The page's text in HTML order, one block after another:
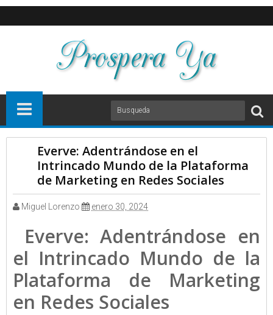
Everve: Adentrándose en el
Intrincado Mundo de la Plataforma
de Marketing en Redes Sociales
Miguel Lorenzo enero 30, 2024
Everve: Adentrándose en
el Intrincado Mundo de la
Plataforma de Marketing
en Redes Sociales